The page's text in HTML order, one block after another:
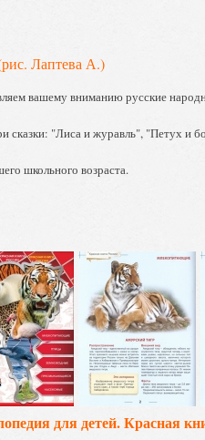
Лаптева А.)
вашему вниманию русские
сказки: "Лиса и журавль", "Петух и
школьного возраста.
для детей. Красная